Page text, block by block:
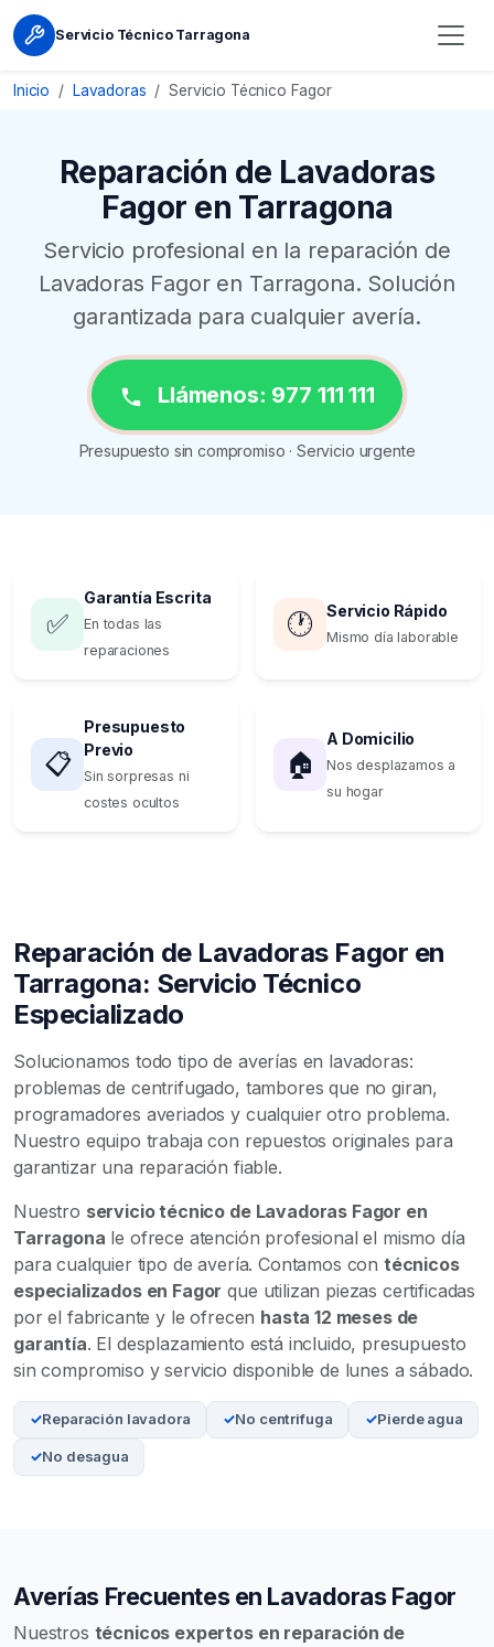
Servicio Técnico Tarragona
Inicio Lavadoras Servicio Técnico Fagor
Reparación de Lavadoras
Fagor en Tarragona
Servicio profesional en la reparación de
Lavadoras Fagor en Tarragona. Solución
garantizada para cualquier avería.
Llámenos: 977 111 111
Presupuesto sin compromiso · Servicio urgente
✅
Garantía Escrita
En todas las
reparaciones
🕐 Servicio Rápido
Mismo día laborable
📋
Presupuesto
Previo
Sin sorpresas ni
costes ocultos
🏠
A Domicilio
Nos desplazamos a
su hogar
Reparación de Lavadoras Fagor en
Tarragona: Servicio Técnico
Especializado
Solucionamos todo tipo de averías en lavadoras:
problemas de centrifugado, tambores que no giran,
programadores averiados y cualquier otro problema.
Nuestro equipo trabaja con repuestos originales para
garantizar una reparación fiable.
Nuestro servicio técnico de Lavadoras Fagor en
Tarragona le ofrece atención profesional el mismo día
para cualquier tipo de avería. Contamos con técnicos
especializados en Fagor que utilizan piezas certificadas
por el fabricante y le ofrecen hasta 12 meses de
garantía. El desplazamiento está incluido, presupuesto
sin compromiso y servicio disponible de lunes a sábado.
Reparación lavadora No centrifuga Pierde agua
No desagua
Averías Frecuentes en Lavadoras Fagor
Nuestros técnicos expertos en reparación de